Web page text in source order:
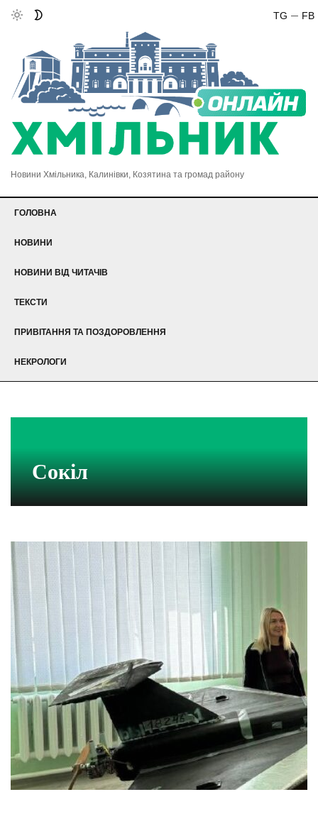
FB
TG
Новини Хмільника, Калинівки, Козятина та громад району
ГОЛОВНА
НОВИНИ
НОВИНИ ВІД ЧИТАЧІВ
ТЕКСТИ
ПРИВІТАННЯ ТА ПОЗДОРОВЛЕННЯ
НЕКРОЛОГИ
Сокіл